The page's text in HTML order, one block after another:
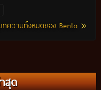
ทความทั้งหมดของ Bento
สุด